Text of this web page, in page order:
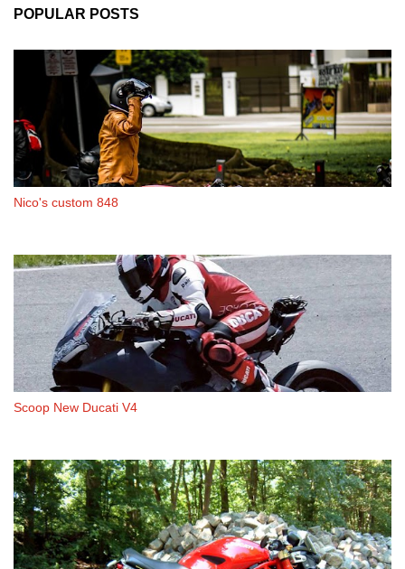
POPULAR POSTS
Nico's custom 848
Scoop New Ducati V4